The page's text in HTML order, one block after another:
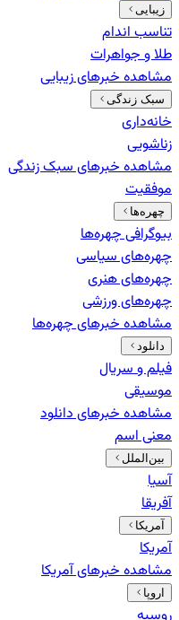
زیبایی
تناسب اندام
طلا و جواهرات
مشاهده خبرهایزیبایی
سبک زندگی
خانه‌داری
زناشویی
مشاهده خبرهایسبک زندگی
موفقیت
چهره‌ها
بیوگرافی چهره‌ها
چهره‌های سیاسی
چهره‌های هنری
چهره‌های ورزشی
مشاهده خبرهایچهره‌ها
دانلود
فیلم و سریال
موسیقی
مشاهده خبرهایدانلود
معنی اسم
بین‌الملل
آسیا
آفریقا
آمریکا
آمریکا
مشاهده خبرهایآمریکا
اروپا